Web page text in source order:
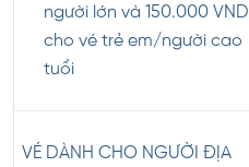
người lớn và 150.000 VND
cho vé trẻ em/người cao
tuổi
VÉ DÀNH CHO NGƯỜI ĐỊA